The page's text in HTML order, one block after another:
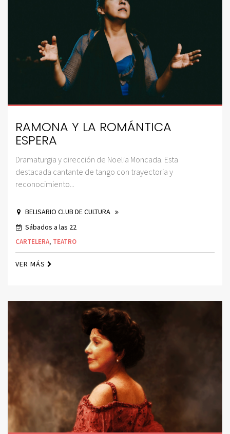
RAMONA Y LA ROMÁNTICA
ESPERA
Dramaturgia y dirección de Noelia Moncada. Esta
destacada cantante de tango con trayectoria y
reconocimiento...
BELISARIO CLUB DE CULTURA
Sábados a las 22
CARTELERA, TEATRO
VER MÁS